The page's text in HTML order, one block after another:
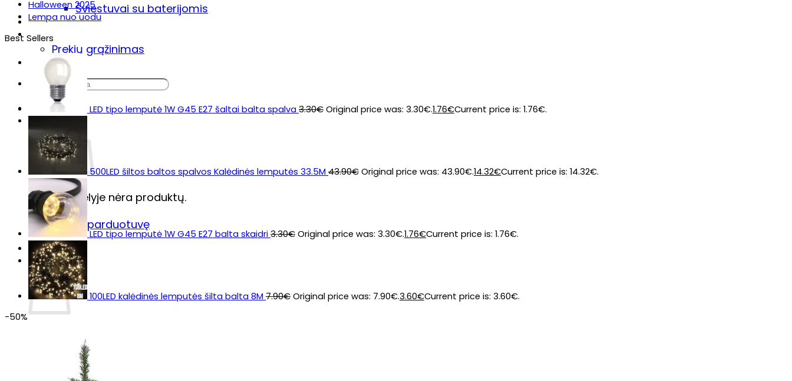
Šviestuvai su baterijomis
Sodo šviestuvas „Lumiz“
Prekių pristatymas & grąžinimas
Prekių grąžinimas
DUK
Ieškoti:
Krepšelyje nėra produktų.
Grįžti į parduotuvę
Krepšelis
Grįžti į parduotuvę
Halloween 2025
Lempa nuo uodu
Best Sellers
LED tipo lemputė 1W G45 E27 šaltai balta spalva 3.30€ Original price was: 3.30€.1.76€Current price is: 1.76€.
500LED šiltos baltos spalvos Kalėdinės lemputės 33.5M 43.90€ Original price was: 43.90€.14.32€Current price is: 14.32€.
LED tipo lemputė 1W G45 E27 balta skaidri 3.30€ Original price was: 3.30€.1.76€Current price is: 1.76€.
100LED kalėdinės lemputės šilta balta 8M 7.90€ Original price was: 7.90€.3.60€Current price is: 3.60€.
-50%